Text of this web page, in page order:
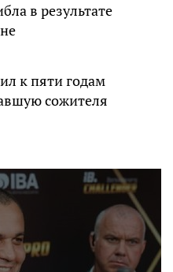
в результате
к пяти годам
сожителя